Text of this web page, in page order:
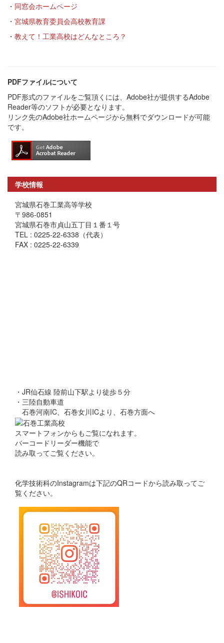
・ 同窓会ホームページ
・ 宮城県教育委員会高校教育課
・ 教えて！工業高校はどんなところ？
PDFファイルについて
PDF形式のファイルをご覧頂くには、Adobe社が提供するAdobe
Reader等のソフトが必要となります。
リンク先のAdobe社ホームページから無料でダウンロードが可能
です。
学校情報
宮城県石巻工業高等学校
〒986-0851
宮城県石巻市貞山五丁目１番１号
TEL : 0225-22-6338（代表）
FAX : 0225-22-6339
・JR仙石線 陸前山下駅より徒歩５分
・三陸自動車道
石巻河南IC、石巻女川ICより、石巻方面へ
スマートフォンからもご覧になれます。
バーコードリーダー機能で
読み取ってご覧ください。
化学技術科のInstagramは下記のQRコードから読み取ってご
覧ください。